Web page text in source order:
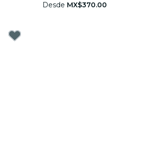
Desde MX$370.00